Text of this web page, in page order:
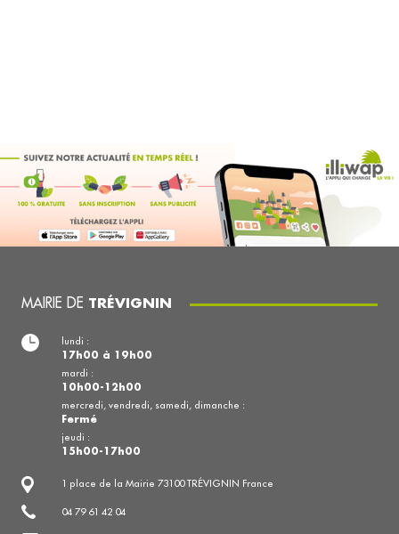
MAIRIE DE TRÉVIGNIN
1 place de la Mairie 73100 TRÉVIGNIN France
04 79 61 42 04
lundi :
17h00 à 19h00
mardi :
10h00-12h00
mercredi, vendredi, samedi, dimanche :
Fermé
jeudi :
15h00-17h00